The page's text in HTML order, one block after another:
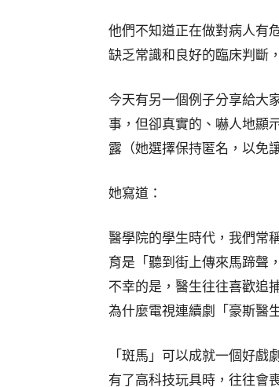
他們不知道正在做對病人有
缺乏常識和良好的臨床判斷
今天有另一個例子分享給大
事，但卻真實的、嚇人地顯
露（她選擇保持匿名，以免
她寫道：
醫學院的學生時代，我們常
育是「聽到街上傳來馬蹄聲
不幸的是，醫生往往喜歡追
為什麼電視連續劇「豪斯醫
「斑馬」可以成就一個好
有了高科技玩具時，往往會